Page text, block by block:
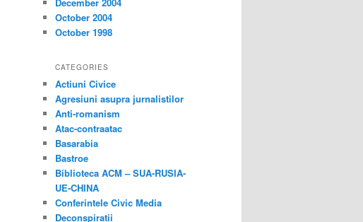
October 2004
October 1998
CATEGORIES
Actiuni Civice
Agresiuni asupra jurnalistilor
Anti-romanism
Atac-contraatac
Basarabia
Bastroe
Biblioteca ACM – SUA-RUSIA-
UE-CHINA
Conferintele Civic Media
Deconspiratii